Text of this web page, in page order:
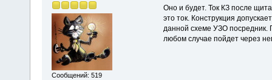
Сообщений: 519
Оно и будет. Ток КЗ после
это ток. Конструкция
данной схеме УЗО посредник.
любом случае пойдет через